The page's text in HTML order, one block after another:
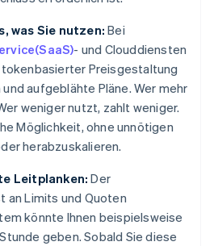
was Sie nutzen: Bei
- und Clouddiensten
Preisgestaltung
aufgeblähte Pläne. Wer mehr
weniger nutzt, zahlt weniger.
Möglichkeit, ohne unnötigen
herabzuskalieren.
Leitplanken: Der
an Limits und Quoten
könnte Ihnen beispielsweise
geben. Sobald Sie diese